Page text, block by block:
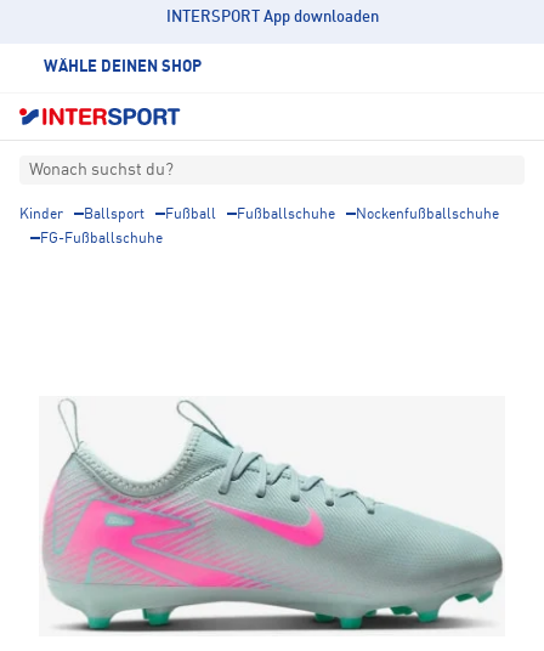
INTERSPORT App downloaden
WÄHLE DEINEN SHOP
Wonach suchst du?
Kinder Ballsport Fußball Fußballschuhe
Nockenfußballschuhe
FG-Fußballschuhe